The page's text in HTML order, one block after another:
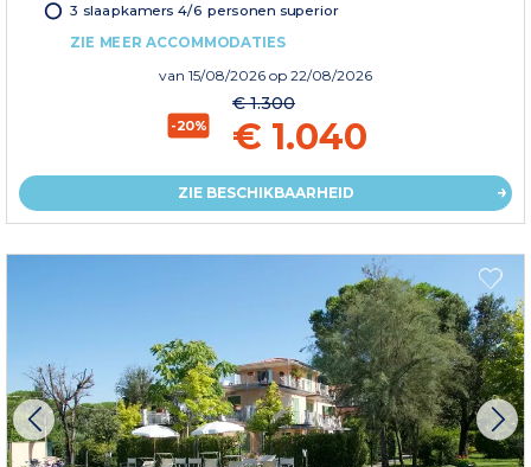
3 slaapkamers 4/6 personen superior
ZIE MEER ACCOMMODATIES
van 15/08/2026 op 22/08/2026
-20%
€ 1.300
€ 1.040
ZIE BESCHIKBAARHEID